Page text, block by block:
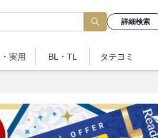
詳細検索
・実用 BL・TL タテヨミ